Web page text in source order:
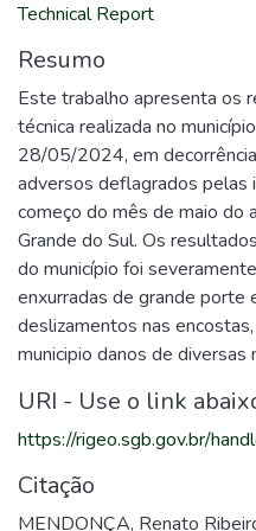
Technical Report
Resumo
Este trabalho apresenta os
técnica realizada no
28/05/2024, em
adversos deflagrados pelas
começo do mês de maio
Grande do Sul. Os
do município foi
enxurradas de grande porte
deslizamentos nas
municipio danos de diversas
URI - Use o link
https://rigeo.sgb.gov.br/
Citação
MENDONÇA, Renato